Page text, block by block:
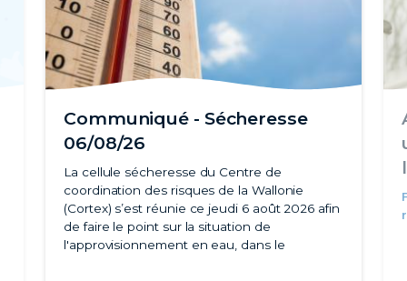
Communiqué - Sécheresse
06/08/26
La cellule sécheresse du Centre de
coordination des risques de la Wallonie
(Cortex) s’est réunie ce jeudi 6 août 2026 afin
de faire le point sur la situation de
l'approvisionnement en eau, dans le